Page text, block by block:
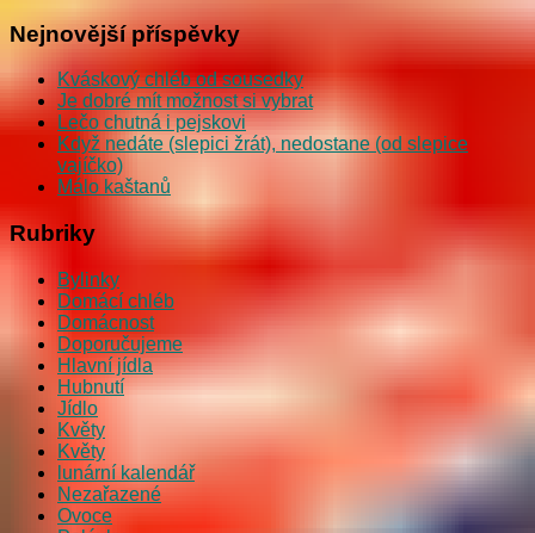
Nejnovější příspěvky
Kváskový chléb od sousedky
Je dobré mít možnost si vybrat
Lečo chutná i pejskovi
Když nedáte (slepici žrát), nedostane (od slepice
vajíčko)
Málo kaštanů
Rubriky
Bylinky
Domácí chléb
Domácnost
Doporučujeme
Hlavní jídla
Hubnutí
Jídlo
Květy
Květy
lunární kalendář
Nezařazené
Ovoce